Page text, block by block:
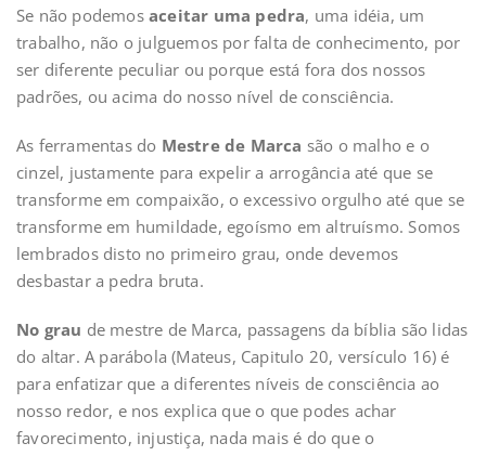
Se não podemos aceitar uma pedra, uma idéia, um
trabalho, não o julguemos por falta de conhecimento, por
ser diferente peculiar ou porque está fora dos nossos
padrões, ou acima do nosso nível de consciência.
As ferramentas do Mestre de Marca são o malho e o
cinzel, justamente para expelir a arrogância até que se
transforme em compaixão, o excessivo orgulho até que se
transforme em humildade, egoísmo em altruísmo. Somos
lembrados disto no primeiro grau, onde devemos
desbastar a pedra bruta.
No grau de mestre de Marca, passagens da bíblia são lidas
do altar. A parábola (Mateus, Capitulo 20, versículo 16) é
para enfatizar que a diferentes níveis de consciência ao
nosso redor, e nos explica que o que podes achar
favorecimento, injustiça, nada mais é do que o